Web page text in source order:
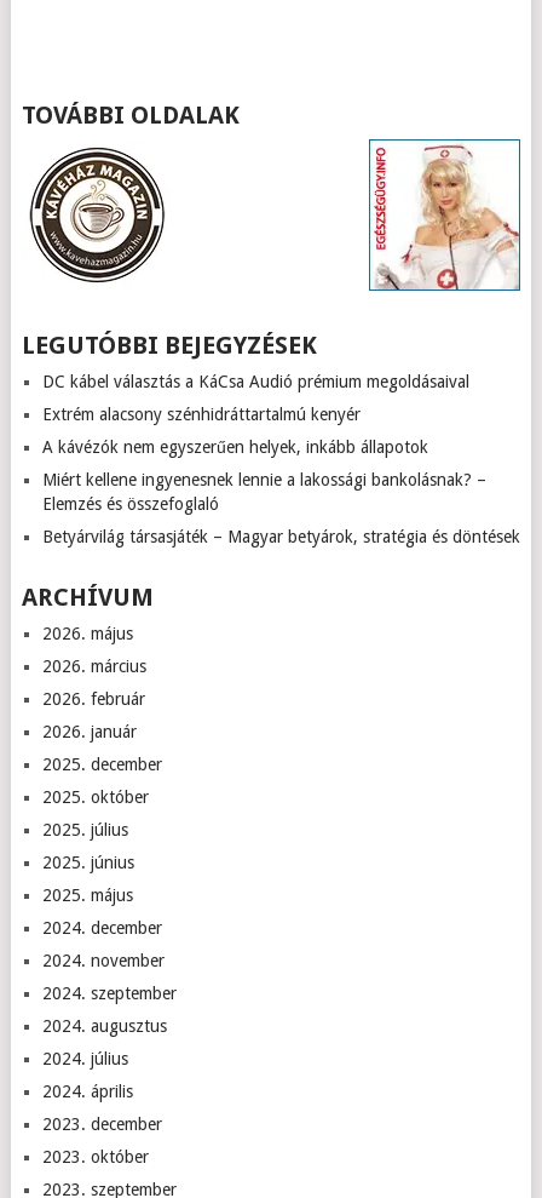
TOVÁBBI OLDALAK
LEGUTÓBBI BEJEGYZÉSEK
DC kábel választás a KáCsa Audió prémium megoldásaival
Extrém alacsony szénhidráttartalmú kenyér
A kávézók nem egyszerűen helyek, inkább állapotok
Miért kellene ingyenesnek lennie a lakossági bankolásnak? –
Elemzés és összefoglaló
Betyárvilág társasjáték – Magyar betyárok, stratégia és döntések
ARCHÍVUM
2026. május
2026. március
2026. február
2026. január
2025. december
2025. október
2025. július
2025. június
2025. május
2024. december
2024. november
2024. szeptember
2024. augusztus
2024. július
2024. április
2023. december
2023. október
2023. szeptember